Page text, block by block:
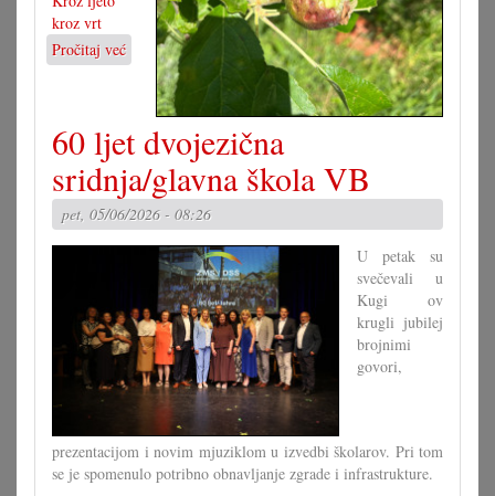
kroz vrt
Pročitaj već
Kad
pohara
vrte
60 ljet dvojezična
sridnja/glavna škola VB
pet, 05/06/2026 - 08:26
U petak su
svečevali u
Kugi ov
krugli jubilej
brojnimi
govori,
prezentacijom i novim mjuziklom u izvedbi školarov. Pri tom
se je spomenulo potribno obnavljanje zgrade i infrastrukture.